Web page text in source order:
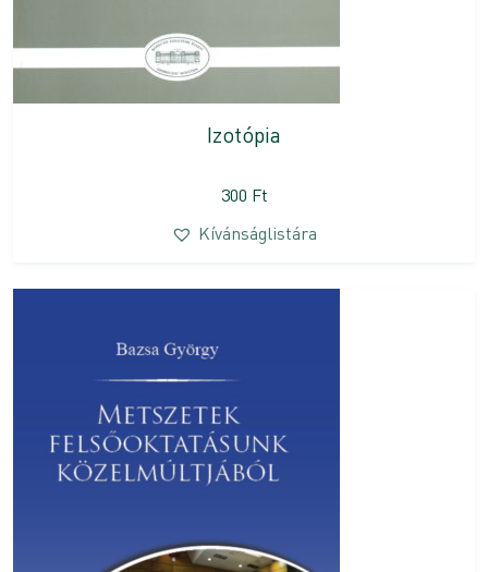
Izotópia
300 Ft
Kívánságlistára